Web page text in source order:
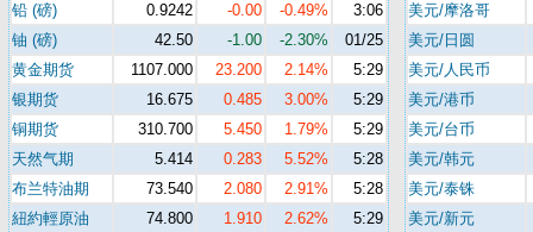
铅 (磅)
0.9242 -0.00 -0.49%
3:06
铀 (磅)
42.50 -1.00 -2.30%
01/25
黄金期货
1107.000 23.200 2.14%
5:29
银期货
16.675 0.485 3.00%
5:29
铜期货
310.700 5.450 1.79%
5:29
天然气期
5.414 0.283 5.52%
5:28
布兰特油期
73.540 2.080 2.91%
5:28
紐約輕原油
74.800 1.910 2.62%
5:29
美元/摩洛哥
美元/日圆
美元/人民币
美元/港币
美元/台币
美元/韩元
美元/泰铢
美元/新元